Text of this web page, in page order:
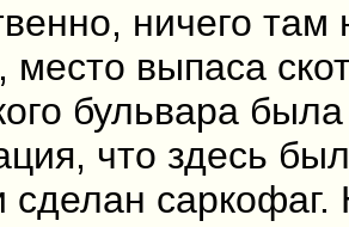
ничего
место выпаса
бульвара
что здесь
сделан саркофаг.